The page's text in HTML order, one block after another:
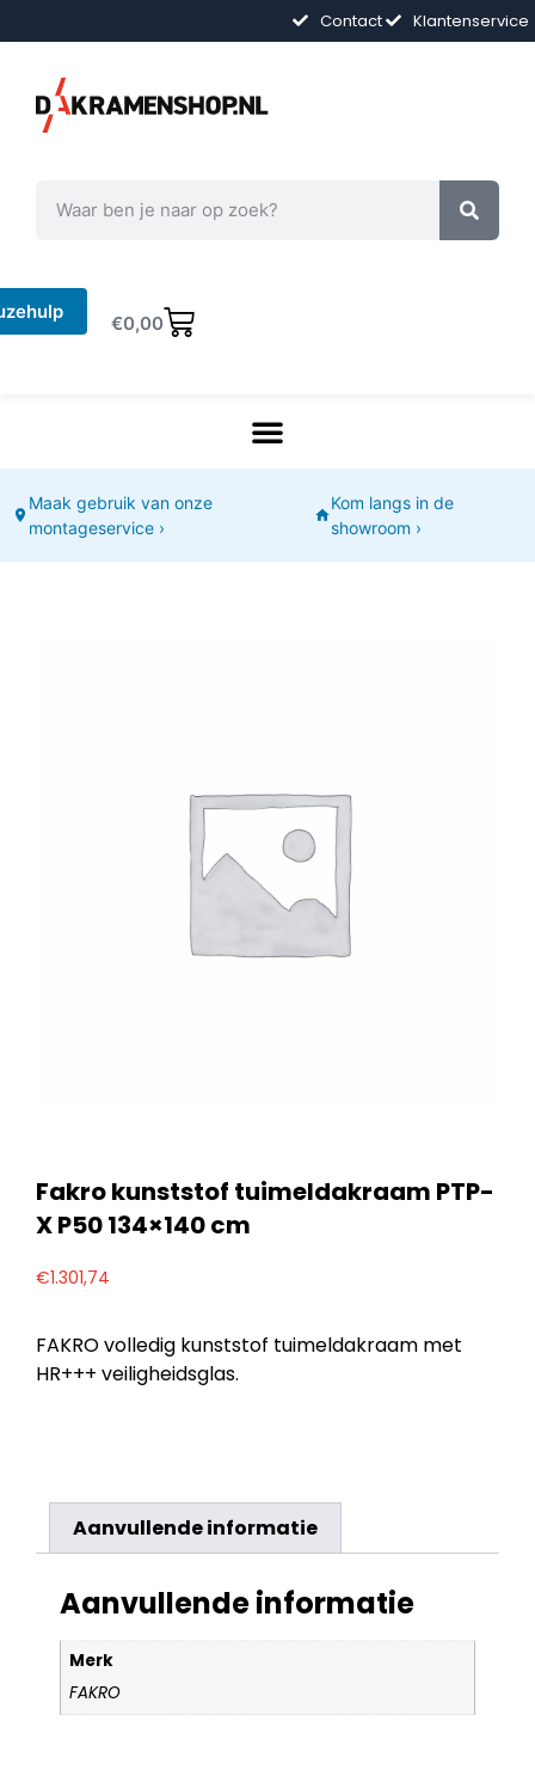
Contact Klantenservice
€0,00
Maak gebruik van onze
montageservice ›
Kom langs in de
showroom ›
Fakro kunststof tuimeldakraam PTP-
X P50 134×140 cm
€1.301,74
FAKRO volledig kunststof tuimeldakraam met
HR+++ veiligheidsglas.
Aanvullende informatie
Aanvullende informatie
Merk
FAKRO